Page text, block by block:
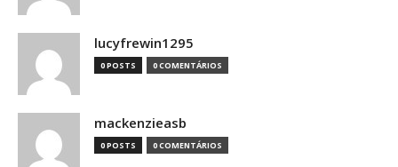
lucyfrewin1295
0 POSTS 0 COMENTÁRIOS
mackenzieasb
0 POSTS 0 COMENTÁRIOS